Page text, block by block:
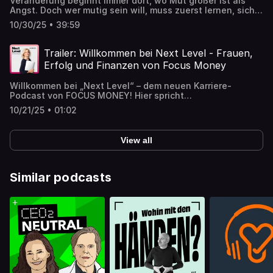
Angst. Doch wer mutig sein will, muss zuerst lernen, sich
selbst zu vertrauen und den eigenen Weg zu gehen, auch
wenn er unbequem ist. In dieser ersten Folge des FOCUS
Hostin Heike Bangert über Selbstvertrauen, Haltung und
Weiterentwicklung. Sie zeigt, warum Mut kein Zufall ist,
sondern eine bewusste Entscheidung und wie Frauen
10/30/25 • 39:59
Trailer: Willkommen bei Next Level - Frauen,
Erfolg und Finanzen von Focus Money
Willkommen bei „Next Level“ – dem neuen Karriere-
Podcast von FOCUS MONEY! Hier spricht
Wirtschaftsredakteurin Heike Bangert mit erfolgreichen
Frauen aus Wirtschaft, Politik und Wissenschaft über
10/21/25 • 01:02
View all
Similar podcasts